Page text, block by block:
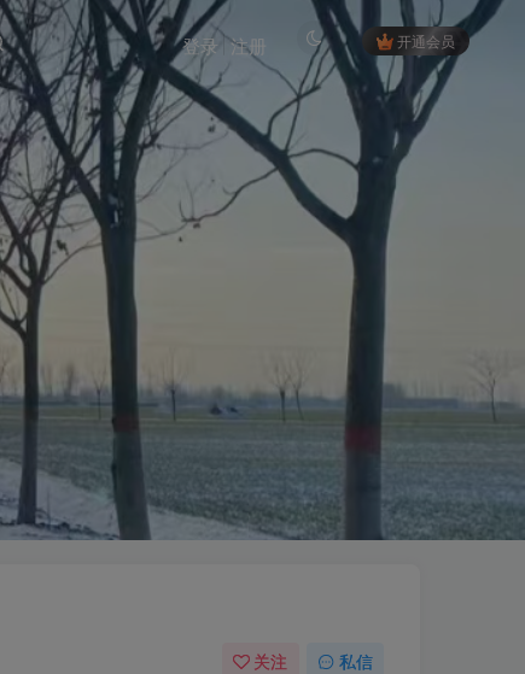
开通会员
登录 注册
关注 私信